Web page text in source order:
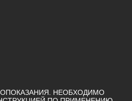
НЕОБХОДИМО